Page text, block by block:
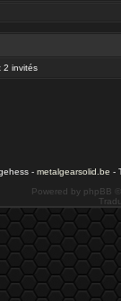
2 invités
- metalgearsolid.be -
Powered by phpBB